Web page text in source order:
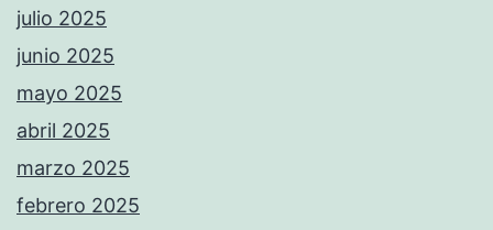
julio 2025
junio 2025
mayo 2025
abril 2025
marzo 2025
febrero 2025